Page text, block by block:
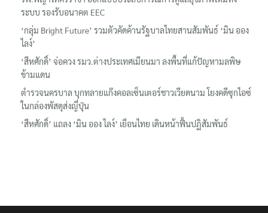
ระบบ รองรับอนาคต EEC
‘กลุ่ม Bright Future’ รวมตัวคัดค้านรัฐบาลไทยสานสัมพันธ์ ‘มิน ออง
ไลง์’
‘สีหศักดิ์’ จ่อควง รมว.ต่างประเทศเมียนมา ลงพื้นที่แก้ปัญหามลพิษ
ข้ามแดน
ตำรวจนครบาล บุกทลายแก๊งคอลเซ็นเตอร์ชาวเวียดนาม โยงคดีซุกไอซ์
ในกล่องพัสดุส่งญี่ปุ่น
‘สีหศักดิ์’ แถลง ‘มิน ออง ไลง์’ เยือนไทย เดินหน้าฟื้นปฏิสัมพันธ์